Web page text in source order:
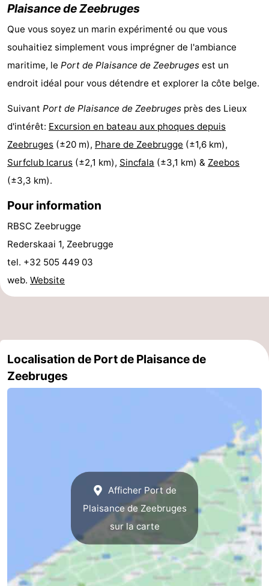
mini-
bien-
&
Nature
-
Terrains
de
golf
-
Surfen
Boire
et
manger
Événements
Pratiques
Route
Tram
du
Croisière
terminal
Adresses
Nature
Flandre-
Plaisance de Zeebruges
Que vous soyez un marin expérimenté ou que vous
souhaitiez simplement vous imprégner de l'ambiance
maritime, le Port de Plaisance de Zeebruges est un
endroit idéal pour vous détendre et explorer la côte belge.
Suivant Port de Plaisance de Zeebruges près des Lieux
d'intérêt: Excursion en bateau aux phoques depuis
Zeebruges (±20 m), Phare de Zeebrugge (±1,6 km),
Surfclub Icarus (±2,1 km), Sincfala (±3,1 km) & Zeebos
(±3,3 km).
Pour information
RBSC Zeebrugge
Rederskaai 1, Zeebrugge
tel. +32 505 449 03
web. Website
Localisation de Port de Plaisance de
Zeebruges
Afficher Port de
Plaisance de Zeebruges
sur la carte